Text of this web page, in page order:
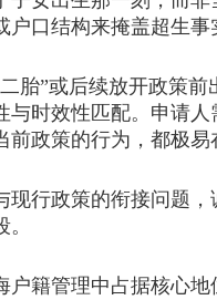
户口结构来掩盖超生
”或后续放开政策前
与时效性匹配。申请
前政策的行为，都极
政策的衔接问题，
管理中占据核心地